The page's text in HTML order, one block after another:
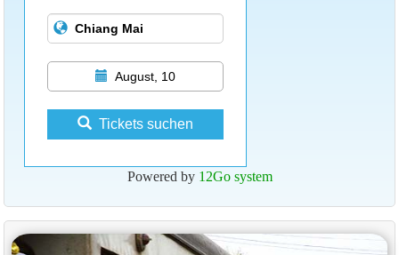
August, 10
Tickets suchen
Powered by 12Go system